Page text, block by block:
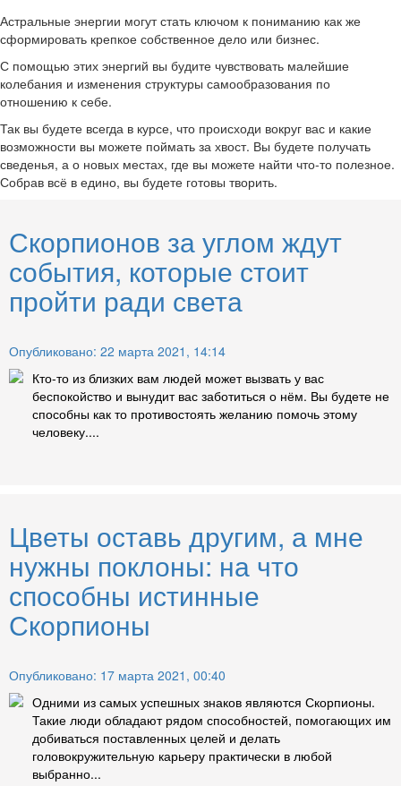
Астральные энергии могут стать ключом к пониманию как же
сформировать крепкое собственное дело или бизнес.
С помощью этих энергий вы будите чувствовать малейшие
колебания и изменения структуры самообразования по
отношению к себе.
Так вы будете всегда в курсе, что происходи вокруг вас и какие
возможности вы можете поймать за хвост. Вы будете получать
сведенья, а о новых местах, где вы можете найти что-то полезное.
Собрав всё в едино, вы будете готовы творить.
Скорпионов за углом ждут
события, которые стоит
пройти ради света
Опубликовано: 22 марта 2021, 14:14
Кто-то из близких вам людей может вызвать у вас
беспокойство и вынудит вас заботиться о нём. Вы будете не
способны как то противостоять желанию помочь этому
человеку....
Цветы оставь другим, а мне
нужны поклоны: на что
способны истинные
Скорпионы
Опубликовано: 17 марта 2021, 00:40
Одними из самых успешных знаков являются Скорпионы.
Такие люди обладают рядом способностей, помогающих им
добиваться поставленных целей и делать
головокружительную карьеру практически в любой
выбранно...